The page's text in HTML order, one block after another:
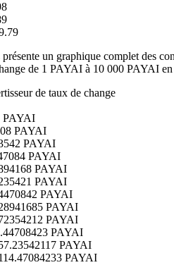
présente un graphique complet des
de 1 PAYAI à 10 000 PAYAI
de taux de change
PAYAI
PAYAI
PAYAI
PAYAI
PAYAI
PAYAI
PAYAI
PAYAI
PAYAI
PAYAI
PAYAI
PAYAI